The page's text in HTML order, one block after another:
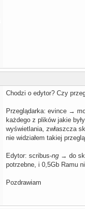
Chodzi o edytor? Czy
Przeglądarka: evince →
każdego z plików jakie
wyświetlania, zwłaszcza
nie widziałem takiej
Edytor: scribus-ng → do
potrzebne, i 0,5Gb Ramu
Pozdrawiam